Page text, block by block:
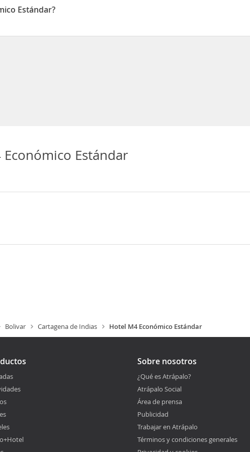
Estándar?
Estándar
Bolivar Cartagena de Indias Hotel M4 Económico Estándar
Sobre nosotros
¿Qué es Atrápalo?
Atrápalo Social
Área de prensa
Publicidad
Trabajar en Atrápalo
Términos y condiciones generales